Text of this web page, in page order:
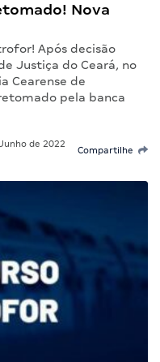
Nova
Após decisão
Justiça do Ceará, no
Cearense de
pela banca
de 2022
Compartilhe